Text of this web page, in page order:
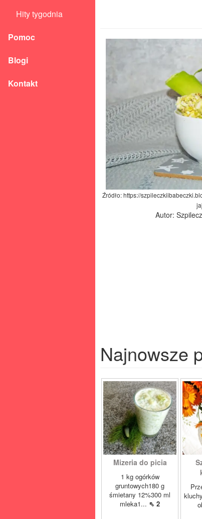
Hity tygodnia
Pomoc
Blogi
Kontakt
Źródło: https://
Autor:
Najnowsze
Mizeria do picia
1 kg ogórków
gruntowych180 g
śmietany 12%300 ml
mleka1... ⇖ 2